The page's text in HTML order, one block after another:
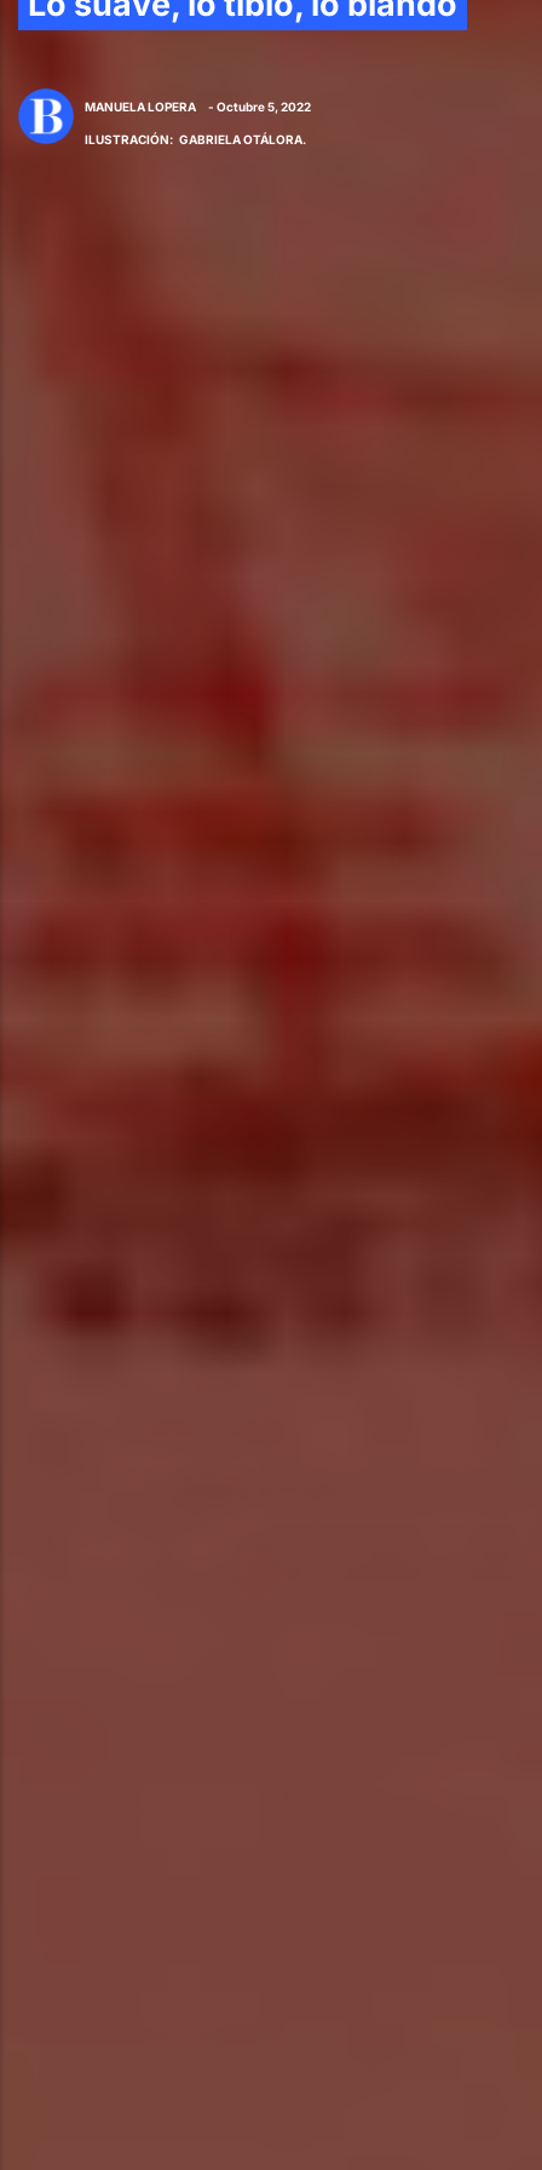
MANUELA LOPERA - Octubre 5, 2022
ILUSTRACIÓN: GABRIELA OTÁLORA.